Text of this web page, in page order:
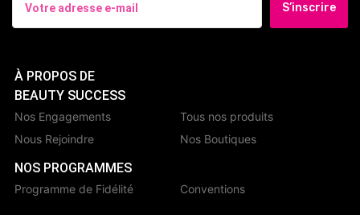
S’inscrire
À PROPOS DE
BEAUTY SUCCESS
Nos Engagements
Nous Rejoindre
Tous nos produits
Nos Boutiques
NOS PROGRAMMES
Programme de Fidélité Conventions